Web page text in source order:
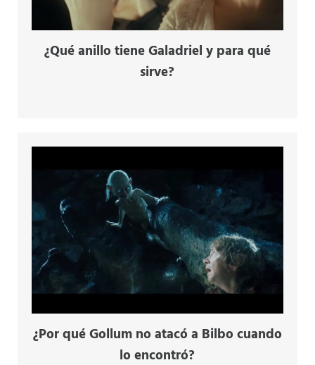
¿Qué anillo tiene Galadriel y para qué
sirve?
¿Por qué Gollum no atacó a Bilbo cuando
lo encontró?